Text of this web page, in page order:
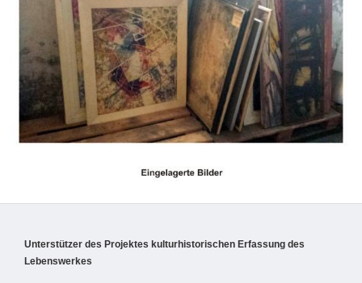
Unterstützer des Projektes kulturhistorischen Erfassung des
Lebenswerkes